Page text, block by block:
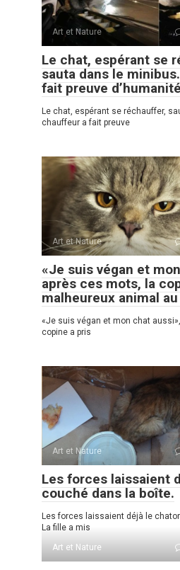
Art et Nature
Le chat, espérant se
sauta dans le
fait preuve
Le chat, espérant se réchauffer,
chauffeur a fait preuve
Art et Nature
«Je suis végan et
après ces mots, la
malheureux animal
«Je suis végan et mon chat
copine a pris
Art et Nature
Les forces laissaient
couché dans la boîte.
Les forces laissaient déjà le
La fille a mis
Art et Nature